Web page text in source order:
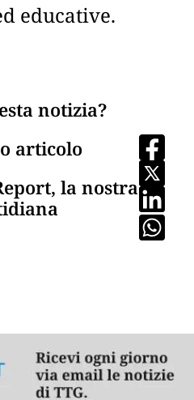
educative.
notizia?
articolo
la nostra